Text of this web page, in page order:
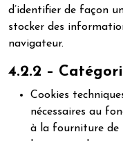
d’identifier de façon
stocker des
navigateur.
4.2.2 –
Cookies
nécessaires au
à la fourniture de